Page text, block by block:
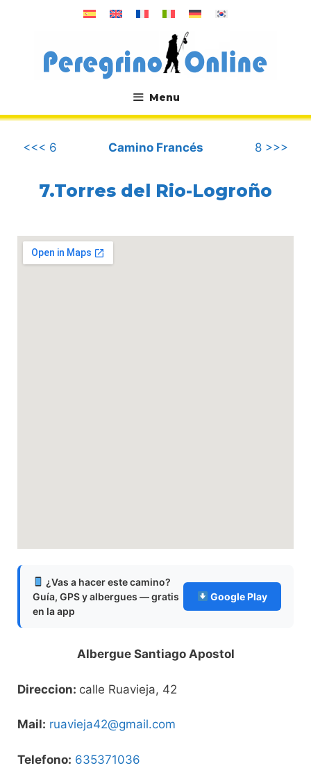
Menu
.
<<< 6
Camino Francés 8 >>>
7.Torres del Rio-Logroño
¿Vas a hacer este camino?
Guía, GPS y albergues — gratis
en la app
Google Play
Albergue Santiago Apostol
Direccion: calle Ruavieja, 42
Mail: ruavieja42@gmail.com
Telefono: 635371036